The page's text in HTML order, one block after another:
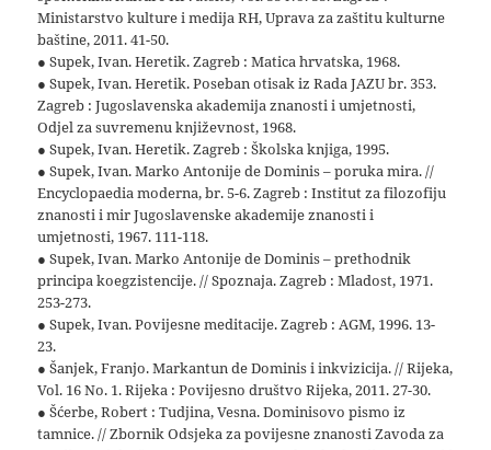
Ministarstvo kulture i medija RH, Uprava za zaštitu kulturne
baštine, 2011. 41-50.
● Supek, Ivan. Heretik. Zagreb : Matica hrvatska, 1968.
● Supek, Ivan. Heretik. Poseban otisak iz Rada JAZU br. 353.
Zagreb : Jugoslavenska akademija znanosti i umjetnosti,
Odjel za suvremenu književnost, 1968.
● Supek, Ivan. Heretik. Zagreb : Školska knjiga, 1995.
● Supek, Ivan. Marko Antonije de Dominis – poruka mira. //
Encyclopaedia moderna, br. 5-6. Zagreb : Institut za filozofiju
znanosti i mir Jugoslavenske akademije znanosti i
umjetnosti, 1967. 111-118.
● Supek, Ivan. Marko Antonije de Dominis – prethodnik
principa koegzistencije. // Spoznaja. Zagreb : Mladost, 1971.
253-273.
● Supek, Ivan. Povijesne meditacije. Zagreb : AGM, 1996. 13-
23.
● Šanjek, Franjo. Markantun de Dominis i inkvizicija. // Rijeka,
Vol. 16 No. 1. Rijeka : Povijesno društvo Rijeka, 2011. 27-30.
● Šćerbe, Robert : Tudjina, Vesna. Dominisovo pismo iz
tamnice. // Zbornik Odsjeka za povijesne znanosti Zavoda za